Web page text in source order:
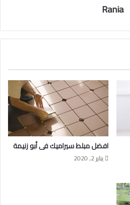
Rania
افضل مبلط سيراميك فى أبو زنيمة
يناير 2, 2020